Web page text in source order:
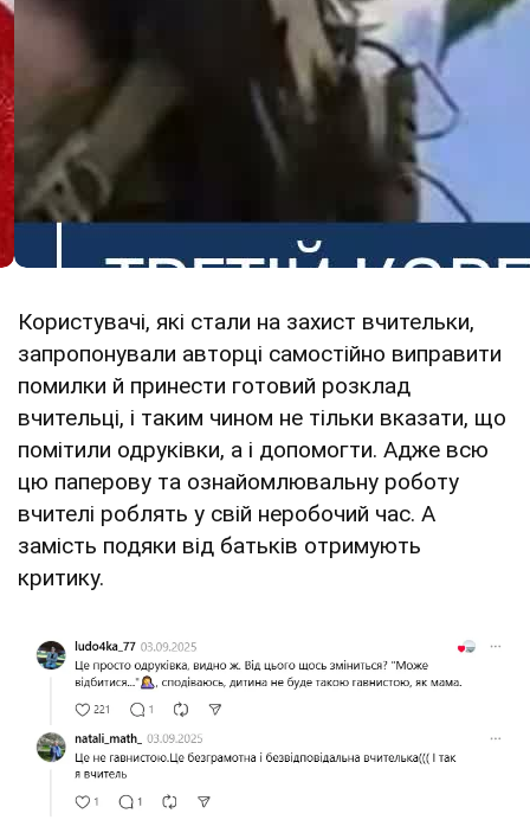
Користувачі, які стали на захист вчительки,
запропонували авторці самостійно виправити
помилки й принести готовий розклад
вчительці, і таким чином не тільки вказати, що
помітили одруківки, а і допомогти. Адже всю
цю паперову та ознайомлювальну роботу
вчителі роблять у свій неробочий час. А
замість подяки від батьків отримують
критику.